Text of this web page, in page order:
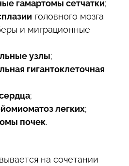
гамартомы сетчатки;
головного мозга
и миграционные
узлы;
гигантоклеточная
;
легких;
почек.
на сочетании